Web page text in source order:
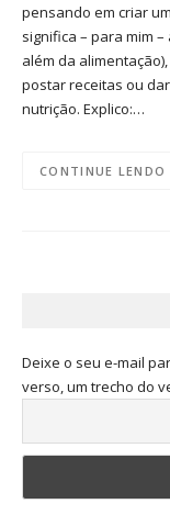
pensando em criar
significa – para mim
além da
postar receitas ou
nutrição. Explico:…
CONTINUE LENDO
Deixe o seu e-mail
verso, um trecho do